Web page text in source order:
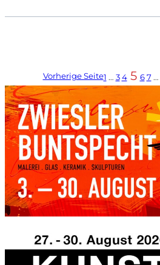
Vorherige Seite1 … 3 4 5 6 7 …